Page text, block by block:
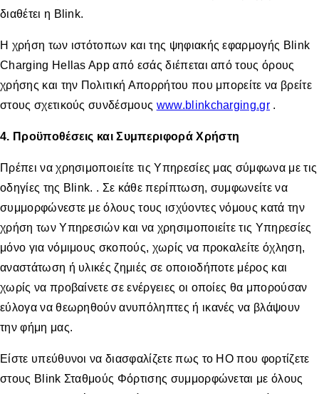
διαθέτει η Blink.
Η χρήση των ιστότοπων και της ψηφιακής εφαρμογής Blink
Charging Hellas App από εσάς διέπεται από τους όρους
χρήσης και την Πολιτική Απορρήτου που μπορείτε να βρείτε
στους σχετικούς συνδέσμους www.blinkcharging.gr .
4. Προϋποθέσεις και Συμπεριφορά Χρήστη
Πρέπει να χρησιμοποιείτε τις Υπηρεσίες μας σύμφωνα με τις
οδηγίες της Βlink. . Σε κάθε περίπτωση, συμφωνείτε να
συμμορφώνεστε με όλους τους ισχύοντες νόμους κατά την
χρήση των Υπηρεσιών και να χρησιμοποιείτε τις Υπηρεσίες
μόνο για νόμιμους σκοπούς, χωρίς να προκαλείτε όχληση,
αναστάτωση ή υλικές ζημιές σε οποιοδήποτε μέρος και
χωρίς να προβαίνετε σε ενέργειες οι οποίες θα μπορούσαν
εύλογα να θεωρηθούν ανυπόληπτες ή ικανές να βλάψουν
την φήμη μας.
Είστε υπεύθυνοι να διασφαλίζετε πως το ΗΟ που φορτίζετε
στους Blink Σταθμούς Φόρτισης συμμορφώνεται με όλους